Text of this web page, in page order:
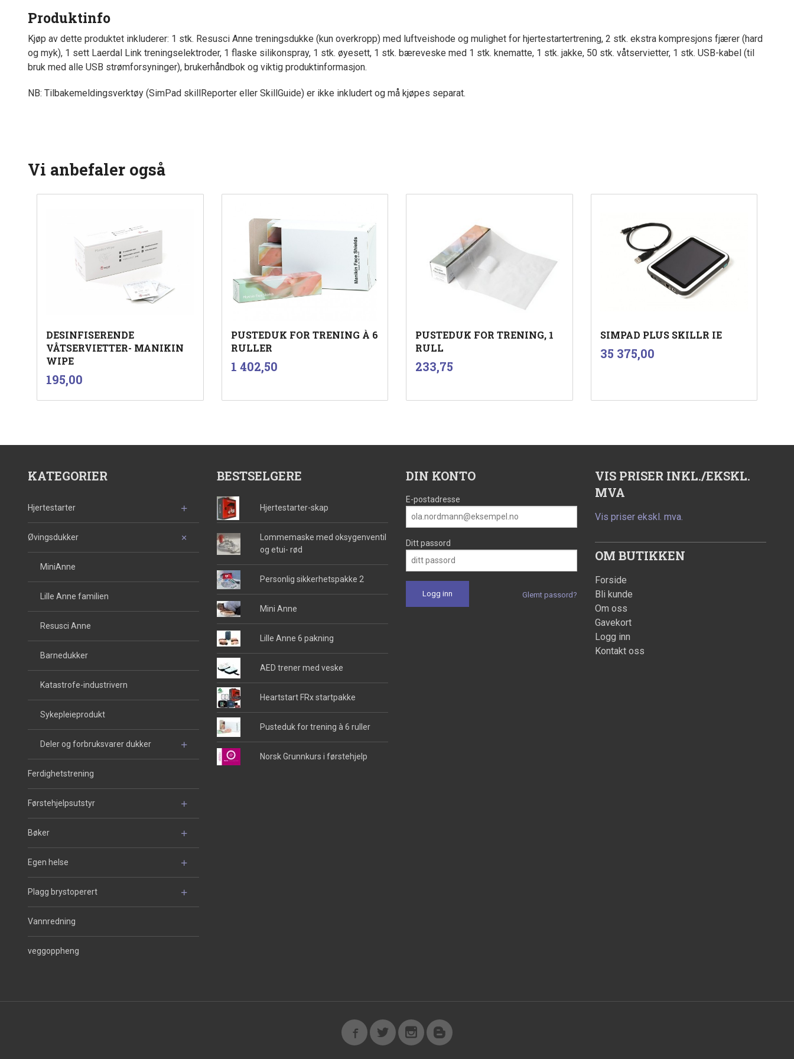
Produktinfo
Kjøp av dette produktet inkluderer: 1 stk. Resusci Anne treningsdukke (kun overkropp) med luftveishode og mulighet for hjertestartertrening, 2 stk. ekstra kompresjons fjærer (hard
og myk), 1 sett Laerdal Link treningselektroder, 1 flaske silikonspray, 1 stk. øyesett, 1 stk. bæreveske med 1 stk. knematte, 1 stk. jakke, 50 stk. våtservietter, 1 stk. USB-kabel (til
bruk med alle USB strømforsyninger), brukerhåndbok og viktig produktinformasjon.
NB: Tilbakemeldingsverktøy (SimPad skillReporter eller SkillGuide) er ikke inkludert og må kjøpes separat.
Vi anbefaler også
DESINFISERENDE
VÅTSERVIETTER- MANIKIN
WIPE
Pris
195,00
PUSTEDUK FOR TRENING À 6
RULLER
Pris
1 402,50mva.
PUSTEDUK FOR TRENING, 1
RULL
Pris
233,75
SIMPAD PLUS SKILLR IE
Pris
35 375,00mva.
KATEGORIER
Hjertestarter
Øvingsdukker
MiniAnne
Lille Anne familien
Resusci Anne
Barnedukker
Katastrofe-industrivern
Sykepleieprodukt
Deler og forbruksvarer dukker
Ferdighetstrening
Førstehjelpsutstyr
Bøker
Egen helse
Plagg brystoperert
Vannredning
veggoppheng
BESTSELGERE
Hjertestarter-skap
Lommemaske med oksygenventil
og etui- rød
Personlig sikkerhetspakke 2
Mini Anne
Lille Anne 6 pakning
AED trener med veske
Heartstart FRx startpakke
Pusteduk for trening à 6 ruller
Norsk Grunnkurs i førstehjelp
DIN KONTO
E-postadresse
Ditt passord
Glemt passord?
VIS PRISER INKL./EKSKL.
MVA
Vis priser ekskl. mva.
OM BUTIKKEN
Forside
Bli kunde
Om oss
Gavekort
Logg inn
Kontakt oss